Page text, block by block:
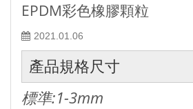
EPDM彩色橡膠顆粒
2021.01.06
產品規格尺寸
標準:1-3mm